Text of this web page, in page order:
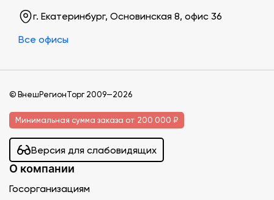
г. Екатеринбург, Основинская 8, офис 36
Все офисы
© ВнешРегионТорг 2009—2026
Минимальная сумма заказа от 200 000 ₽
Версия для слабовидящих
О компании
Госорганизациям